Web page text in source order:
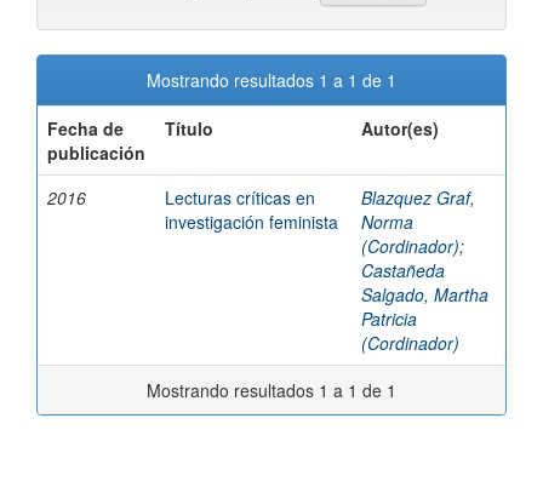
Mostrando resultados 1 a 1 de 1
Fecha de
publicación
Título Autor(es)
2016
Lecturas críticas en
investigación feminista
Blazquez Graf,
Norma
(Cordinador);
Castañeda
Salgado, Martha
Patricia
(Cordinador)
Mostrando resultados 1 a 1 de 1